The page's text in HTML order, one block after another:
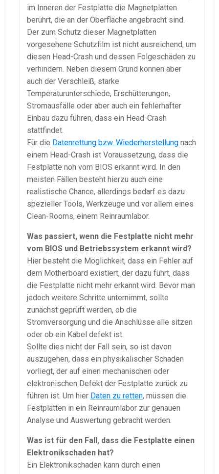
im Inneren der Festplatte die Magnetplatten
berührt, die an der Oberfläche angebracht sind.
Der zum Schutz dieser Magnetplatten
vorgesehene Schutzfilm ist nicht ausreichend, um
diesen Head-Crash und dessen Folgeschäden zu
verhindern. Neben diesem Grund können aber
auch der Verschleiß, starke
Temperaturunterschiede, Erschütterungen,
Stromausfälle oder aber auch ein fehlerhafter
Einbau dazu führen, dass ein Head-Crash
stattfindet.
Für die Datenrettung bzw. Wiederherstellung nach
einem Head-Crash ist Voraussetzung, dass die
Festplatte noh vom BIOS erkannt wird. In den
meisten Fällen besteht hierzu auch eine
realistische Chance, allerdings bedarf es dazu
spezieller Tools, Werkzeuge und vor allem eines
Clean-Rooms, einem Reinraumlabor.
Was passiert, wenn die Festplatte nicht mehr
vom BIOS und Betriebssystem erkannt wird?
Hier besteht die Möglichkeit, dass ein Fehler auf
dem Motherboard existiert, der dazu führt, dass
die Festplatte nicht mehr erkannt wird. Bevor man
jedoch weitere Schritte unternimmt, sollte
zunächst geprüft werden, ob die
Stromversorgung und die Anschlüsse alle sitzen
oder ob ein Kabel defekt ist.
Sollte dies nicht der Fall sein, so ist davon
auszugehen, dass ein physikalischer Schaden
vorliegt, der auf einen mechanischen oder
elektronischen Defekt der Festplatte zurück zu
führen ist. Um hier Daten zu retten, müssen die
Festplatten in ein Reinraumlabor zur genauen
Analyse und Auswertung gebracht werden.
Was ist für den Fall, dass die Festplatte einen
Elektronikschaden hat?
Ein Elektronikschaden kann durch einen